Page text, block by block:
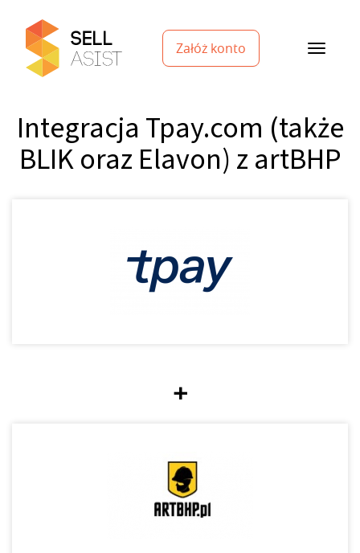
Załóż konto
Integracja Tpay.com (także
BLIK oraz Elavon) z artBHP
+